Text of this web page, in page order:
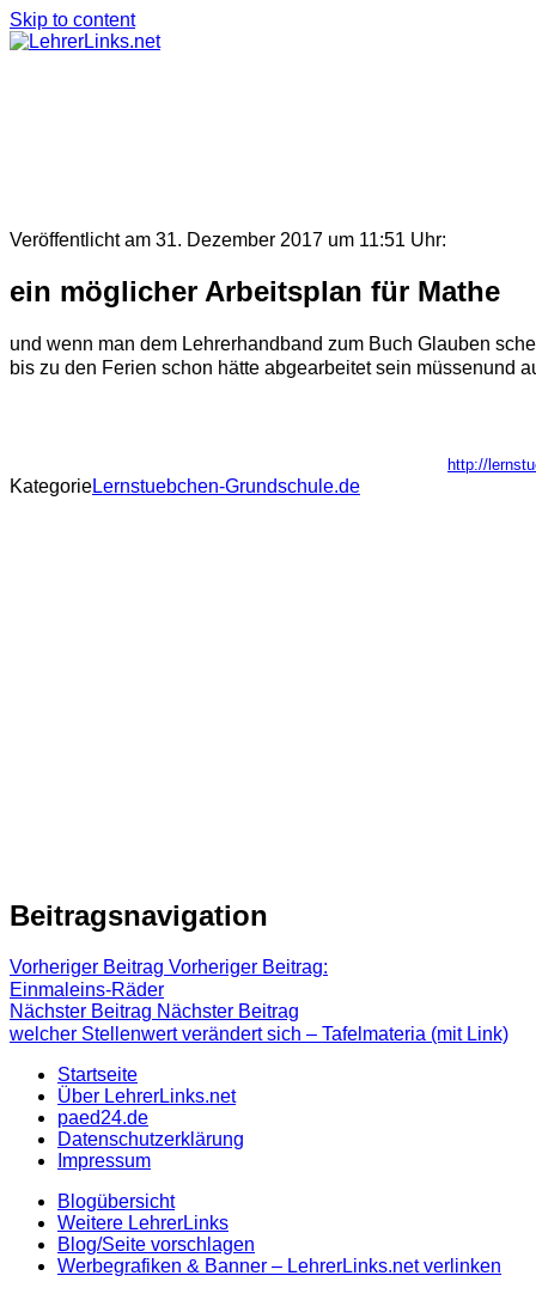
Skip to content
Veröffentlicht am 31. Dezember 2017 um 11:51 Uhr:
ein möglicher Arbeitsplan für Mathe
und wenn man dem Lehrerhandband zum Buch Glauben
bis zu den Ferien schon hätte abgearbeitet sein müssenund
http://
KategorieLernstuebchen-Grundschule.de
Beitragsnavigation
Vorheriger Beitrag Vorheriger Beitrag:
Einmaleins-Räder
Nächster Beitrag Nächster Beitrag
welcher Stellenwert verändert sich – Tafelmateria (mit Link)
Startseite
Über LehrerLinks.net
paed24.de
Datenschutzerklärung
Impressum
Blogübersicht
Weitere LehrerLinks
Blog/Seite vorschlagen
Werbegrafiken & Banner – LehrerLinks.net verlinken